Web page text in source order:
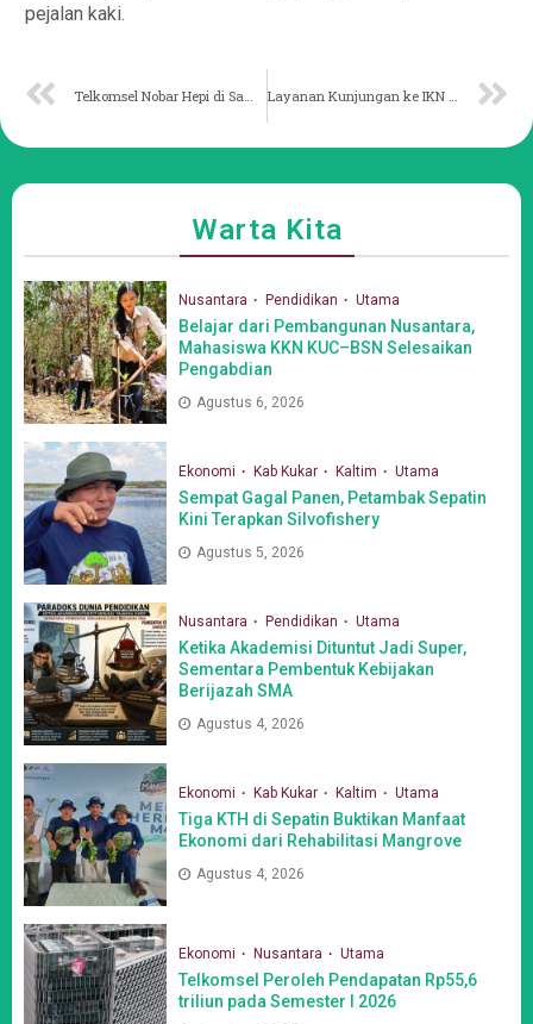
pejalan kaki.
Warta Kita
Nusantara Pendidikan Utama
Belajar dari Pembangunan Nusantara,
Mahasiswa KKN KUC–BSN Selesaikan
Pengabdian
Agustus 6, 2026
Ekonomi Kab Kukar Kaltim Utama
Sempat Gagal Panen, Petambak Sepatin
Kini Terapkan Silvofishery
Agustus 5, 2026
Nusantara Pendidikan Utama
Ketika Akademisi Dituntut Jadi Super,
Sementara Pembentuk Kebijakan
Berijazah SMA
Agustus 4, 2026
Ekonomi Kab Kukar Kaltim Utama
Tiga KTH di Sepatin Buktikan Manfaat
Ekonomi dari Rehabilitasi Mangrove
Agustus 4, 2026
Ekonomi Nusantara Utama
Telkomsel Peroleh Pendapatan Rp55,6
triliun pada Semester I 2026